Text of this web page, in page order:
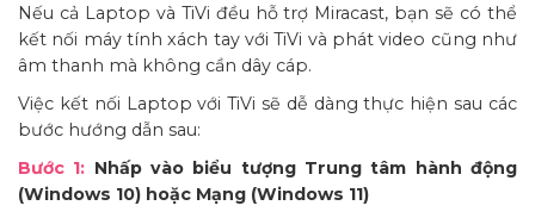
Nếu cả Laptop và TiVi đều hỗ trợ Miracast, bạn sẽ có thể
kết nối máy tính xách tay với TiVi và phát video cũng như
âm thanh mà không cần dây cáp.
Việc kết nối Laptop với TiVi sẽ dễ dàng thực hiện sau các
bước hướng dẫn sau:
Bước 1: Nhấp vào biểu tượng Trung tâm hành động
(Windows 10) hoặc Mạng (Windows 11)